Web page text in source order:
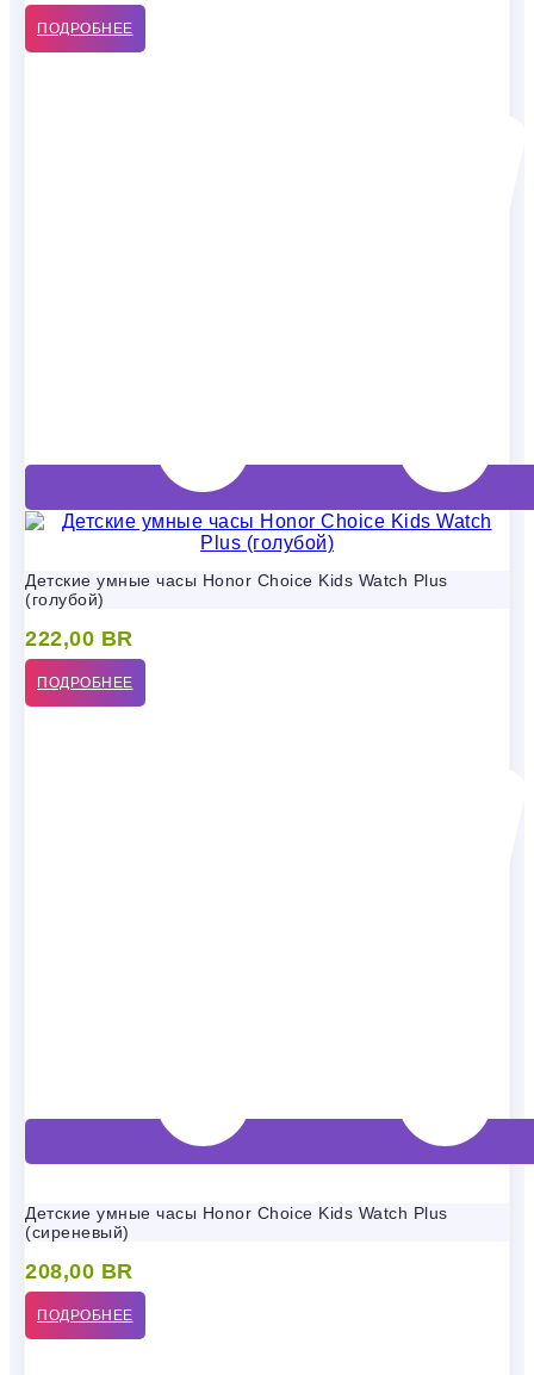
ПОДРОБНЕЕ
Детские умные часы Honor Choice Kids Watch Plus
(голубой)
222,00 BR
ПОДРОБНЕЕ
Детские умные часы Honor Choice Kids Watch Plus
(сиреневый)
208,00 BR
ПОДРОБНЕЕ